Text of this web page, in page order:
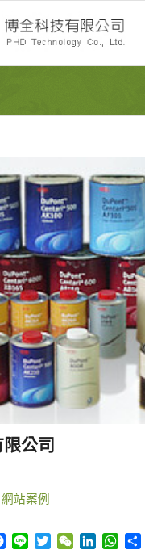
公司
網站案例
Facebook
LineTwitterWeChatLinkedIn